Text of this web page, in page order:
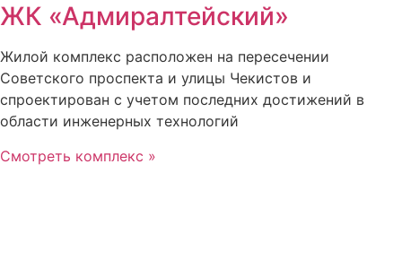
ЖК «Адмиралтейский»
Жилой комплекс расположен на пересечении
Советского проспекта и улицы Чекистов и
спроектирован с учетом последних достижений в
области инженерных технологий
Смотреть комплекс »